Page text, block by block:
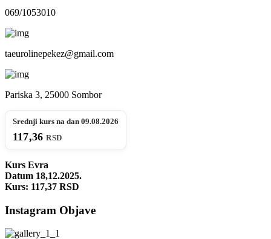
069/1053010
taeurolinepekez@gmail.com
Pariska 3, 25000 Sombor
Srednji kurs na dan 09.08.2026
117,36RSD
Kurs Evra
Datum 18,12.2025.
Kurs: 117,37 RSD
Instagram Objave